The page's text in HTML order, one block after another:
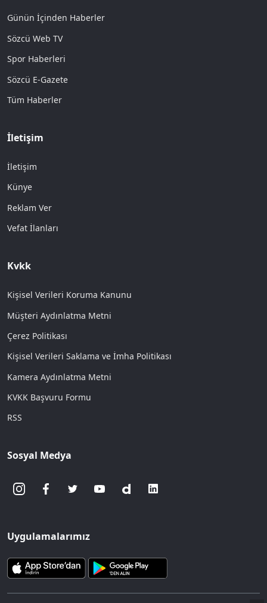
Günün İçinden Haberler
Sözcü Web TV
Spor Haberleri
Sözcü E-Gazete
Tüm Haberler
İletişim
İletişim
Künye
Reklam Ver
Vefat İlanları
Kvkk
Kişisel Verileri Koruma Kanunu
Müşteri Aydınlatma Metni
Çerez Politikası
Kişisel Verileri Saklama ve İmha Politikası
Kamera Aydınlatma Metni
KVKK Başvuru Formu
RSS
Sosyal Medya
Uygulamalarımız